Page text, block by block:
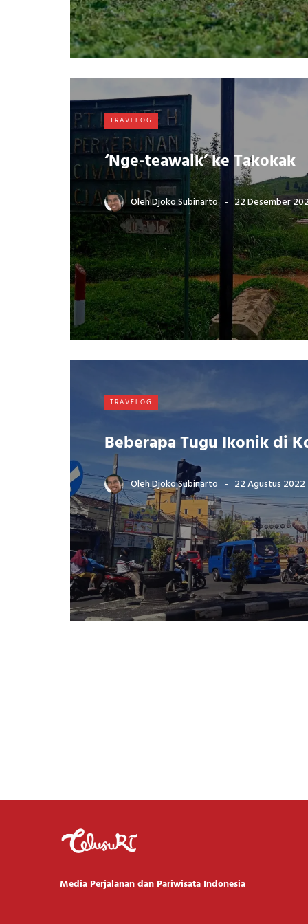
TRAVELOG
‘Nge-teawalk’ ke Takokak
OlehDjoko Subinarto 22 Desember
TRAVELOG
Beberapa Tugu Ikonik di
OlehDjoko Subinarto 22 Agustus 2022
Media Perjalanan dan Pariwisata Indonesia